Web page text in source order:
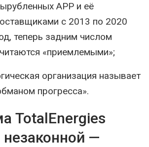
APP и её
с 2013 по 2020
теперь задним числом
«приемлемыми»;
организация называет
прогресса».
TotalEnergies
незаконной —